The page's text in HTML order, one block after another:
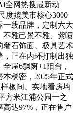
全网热搜最新动
度媲美市核心3000
一线品牌，定制六大
不雅己景不雅、紫喷
奢石饰面、极具艺术
，正在内环打制出独
屋6飘窗+1阳台，
稠密，2025年正式
板间、实地看房均
方米江浦公园一之
达97%，正在售户